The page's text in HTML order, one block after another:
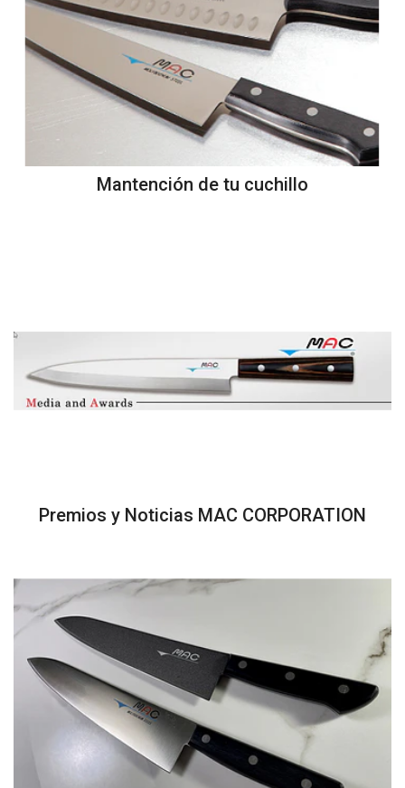
Mantención de tu cuchillo
Premios y Noticias MAC CORPORATION